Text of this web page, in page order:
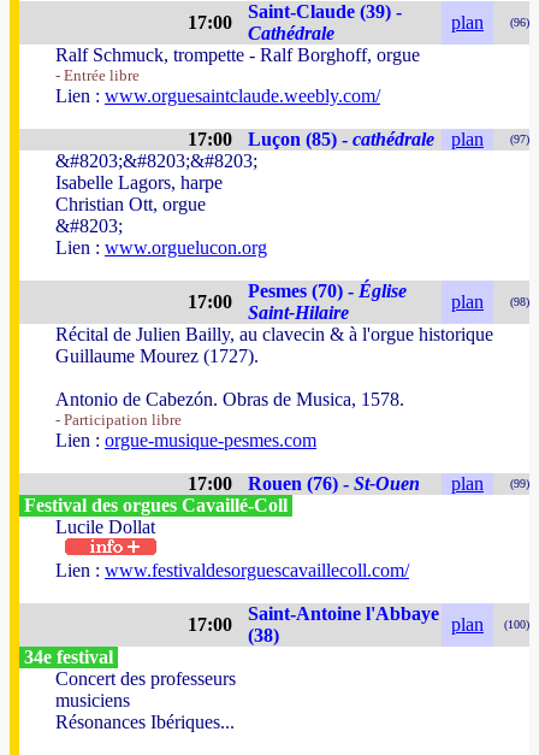
17:00
Saint-Claude (39) -
Cathédrale
plan (96)
Ralf Schmuck, trompette - Ralf Borghoff, orgue
- Entrée libre
Lien : www.orguesaintclaude.weebly.com/
17:00 Luçon (85) - cathédrale plan (97)
&#8203;&#8203;&#8203;
Isabelle Lagors, harpe
Christian Ott, orgue
&#8203;
Lien : www.orguelucon.org
17:00
Pesmes (70) - Église
Saint-Hilaire
plan (98)
Récital de Julien Bailly, au clavecin & à l'orgue historique
Guillaume Mourez (1727).
Antonio de Cabezón. Obras de Musica, 1578.
- Participation libre
Lien : orgue-musique-pesmes.com
17:00 Rouen (76) - St-Ouen plan (99)
Festival des orgues Cavaillé-Coll
Lucile Dollat
Lien : www.festivaldesorguescavaillecoll.com/
17:00
Saint-Antoine l'Abbaye
(38)
plan (100)
34e festival
Concert des professeurs
musiciens
Résonances Ibériques...